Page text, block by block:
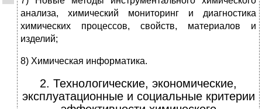
анализа, химический мониторинг и диагностика
химических процессов, свойств, материалов и
изделий;
8) Химическая информатика.
2. Технологические, экономические,
эксплуатационные и социальные критерии